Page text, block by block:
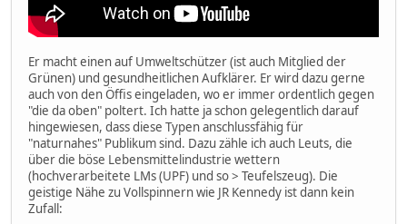
Er macht einen auf Umweltschützer (ist auch Mitglied der
Grünen) und gesundheitlichen Aufklärer. Er wird dazu gerne
auch von den Öffis eingeladen, wo er immer ordentlich gegen
"die da oben" poltert. Ich hatte ja schon gelegentlich darauf
hingewiesen, dass diese Typen anschlussfähig für
"naturnahes" Publikum sind. Dazu zähle ich auch Leuts, die
über die böse Lebensmittelindustrie wettern
(hochverarbeitete LMs (UPF) und so > Teufelszeug). Die
geistige Nähe zu Vollspinnern wie JR Kennedy ist dann kein
Zufall: